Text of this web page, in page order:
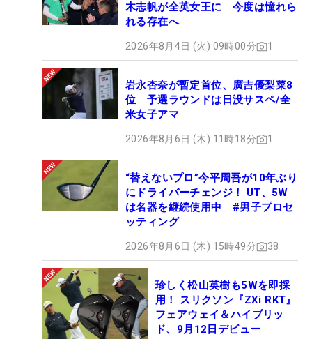
木志帆が全英女王に 今度は憧れら
れる存在へ
2026年8月4日 (火) 09時00分 1
岩永杏奈が暫定首位、廣吉優梨菜8
位 予選ラウンドは日没サスペ/全
米女子アマ
2026年8月6日 (木) 11時18分 1
“替えないプロ”今平周吾が10年ぶり
にドライバーチェンジ！ UT、5W
は名器を継続使用中 #男子プロセ
ッティング
2026年8月6日 (木) 15時49分 38
珍しく松山英樹も5Wを即採
用！ スリクソン『ZXi RKT』
フェアウェイ＆ハイブリッ
ド、9月12日デビュー